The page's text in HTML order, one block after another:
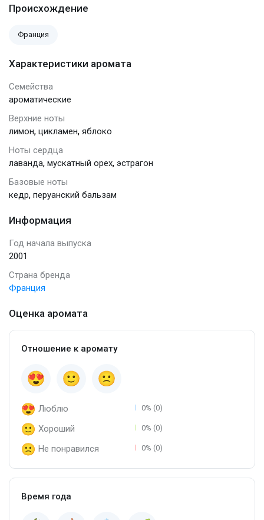
Происхождение
Франция
Характеристики аромата
Семейства
ароматические
Верхние ноты
лимон, цикламен, яблоко
Ноты сердца
лаванда, мускатный орех, эстрагон
Базовые ноты
кедр, перуанский бальзам
Информация
Год начала выпуска
2001
Страна бренда
Франция
Оценка аромата
Отношение к аромату
Люблю 0% (0)
Хороший 0% (0)
Не понравился 0% (0)
Время года